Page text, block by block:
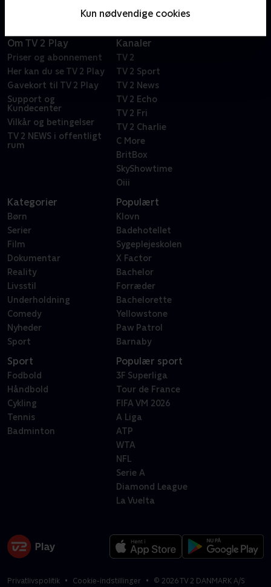
Kun nødvendige cookies
Om TV 2 Play
Priser og abonnement
Her kan du se TV 2 Play
Gavekort til TV 2 Play
Support og
Kundecenter
Vilkår og betingelser
TV 2 NEWS i offentligt
rum
Kanaler
TV 2
TV 2 Sport
TV 2 News
TV 2 Echo
TV 2 Fri
TV 2 Charlie
C More
BritBox
SkyShowtime
Oiii
Kategorier
Børn
Serier
Film
Dokumentar
Reality
Livsstil
Underholdning
Comedy
Nyheder
Sport
Populært
Klovn
Badehotellet
Sygeplejeskolen
X Factor
Bachelor
Forræder
Bachelorette
Yellowstone
Paw Patrol
Barnaby
Sport
Fodbold
Håndbold
Cykling
Tennis
Badminton
Populær sport
3F Superliga
Tour de France
FIFA VM 2026
A Liga
ATP
WTA
NFL
Serie A
Diamond League
La Vuelta
Privatlivspolitik Cookie-indstillinger © 2026TV 2 DANMARK A/S